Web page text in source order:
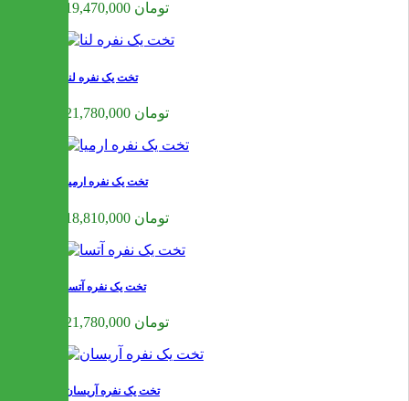
19,470,000 تومان
تخت یک نفره لنا
21,780,000 تومان
تخت یک نفره ارمیا
18,810,000 تومان
تخت یک نفره آتسا
21,780,000 تومان
تخت یک نفره آریسان